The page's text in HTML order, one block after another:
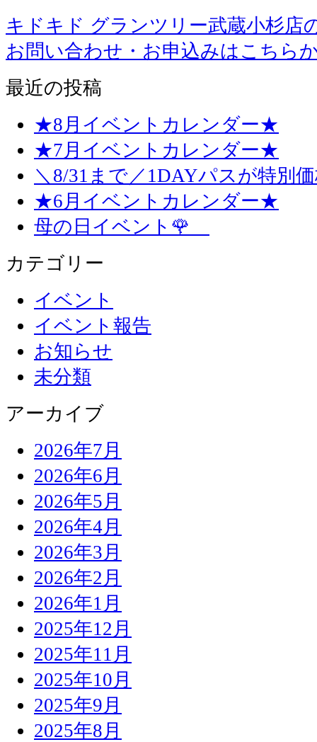
キドキド グランツリー武蔵小杉店
お問い合わせ・お申込みはこちら
最近の投稿
★8月イベントカレンダー★
★7月イベントカレンダー★
＼8/31まで／1DAYパスが特別
★6月イベントカレンダー★
母の日イベント🌹
カテゴリー
イベント
イベント報告
お知らせ
未分類
アーカイブ
2026年7月
2026年6月
2026年5月
2026年4月
2026年3月
2026年2月
2026年1月
2025年12月
2025年11月
2025年10月
2025年9月
2025年8月